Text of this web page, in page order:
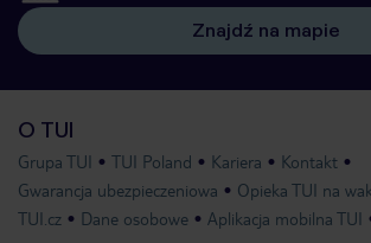
Znajdź na mapie
O TUI
Grupa TUI TUI Poland Kariera
Kontakt
Gwarancja ubezpieczeniowa
Opieka TUI na
TUI.cz
Dane osobowe Aplikacja mobilna TUI